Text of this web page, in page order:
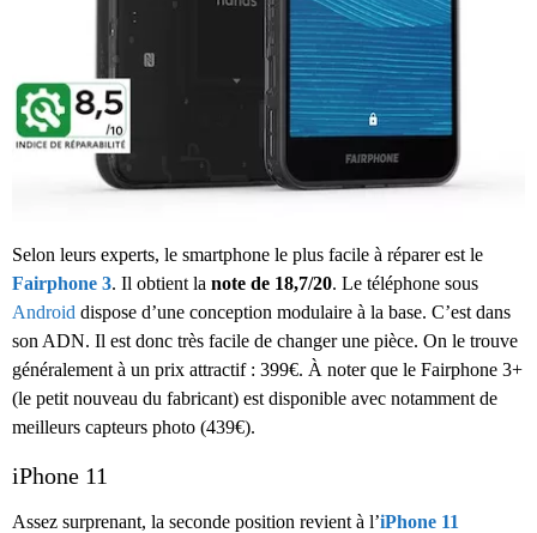
Selon leurs experts, le smartphone le plus facile à réparer est le
Fairphone 3. Il obtient la note de 18,7/20. Le téléphone sous
Android dispose d’une conception modulaire à la base. C’est dans
son ADN. Il est donc très facile de changer une pièce. On le trouve
généralement à un prix attractif : 399€. À noter que le Fairphone 3+
(le petit nouveau du fabricant) est disponible avec notamment de
meilleurs capteurs photo (439€).
iPhone 11
Assez surprenant, la seconde position revient à l’iPhone 11